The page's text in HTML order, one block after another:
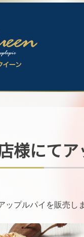
様にて
ップルパイを販売し